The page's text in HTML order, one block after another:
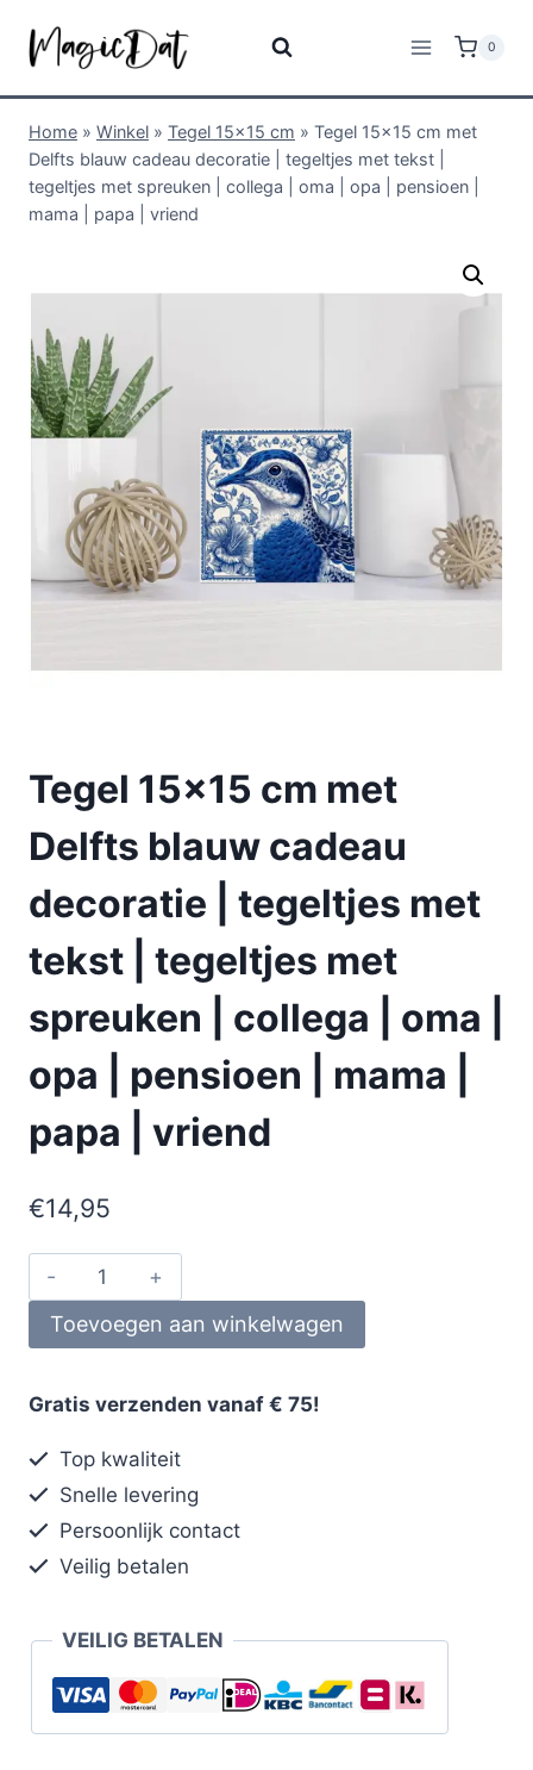
0
Home » Winkel » Tegel 15x15 cm » Tegel 15×15 cm met
Delfts blauw cadeau decoratie | tegeltjes met tekst |
tegeltjes met spreuken | collega | oma | opa | pensioen |
mama | papa | vriend
Tegel 15×15 cm met
Delfts blauw cadeau
decoratie | tegeltjes met
tekst | tegeltjes met
spreuken | collega | oma |
opa | pensioen | mama |
papa | vriend
€14,95
Toevoegen aan winkelwagen
Gratis verzenden vanaf € 75!
Top kwaliteit
Snelle levering
Persoonlijk contact
Veilig betalen
VEILIG BETALEN